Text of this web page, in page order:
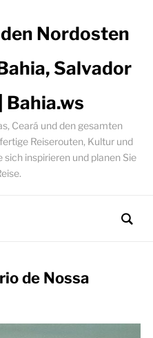
Nordosten
Salvador
Bahia.ws
Ceará und den gesamten
Reiserouten, Kultur und
inspirieren und planen Sie
de Nossa